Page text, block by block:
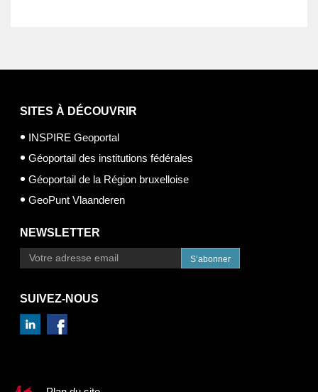
SITES À DÉCOUVRIR
INSPIRE Geoportal
Géoportail des institutions fédérales
Géoportail de la Région bruxelloise
GeoPunt Vlaanderen
NEWSLETTER
S’abonner
SUIVEZ-NOUS